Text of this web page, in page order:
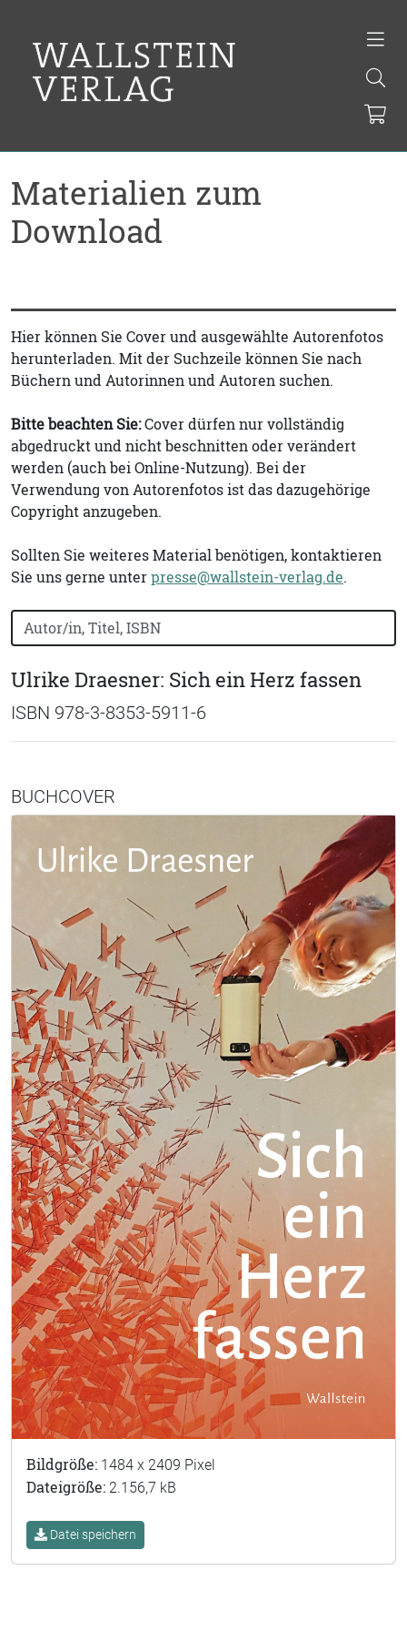
Materialien zum
Download
Hier können Sie Cover und ausgewählte Autorenfotos
herunterladen. Mit der Suchzeile können Sie nach
Büchern und Autorinnen und Autoren suchen.
Bitte beachten Sie:Cover dürfen nur vollständig
abgedruckt und nicht beschnitten oder verändert
werden (auch bei Online-Nutzung). Bei der
Verwendung von Autorenfotos ist das dazugehörige
Copyright anzugeben.
Sollten Sie weiteres Material benötigen, kontaktieren
Sie uns gerne unterpresse@wallstein-verlag.de.
Bücher nach Buchtitel, Autorennamen oder ISBN
Ulrike Draesner: Sich ein Herz fassen
ISBN 978-3-8353-5911-6
BUCHCOVER
Bildgröße: 1484 x 2409 Pixel
Dateigröße: 2.156,7 kB
Datei speichern